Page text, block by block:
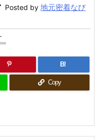
Posted by 地元密着なび
B!
Copy